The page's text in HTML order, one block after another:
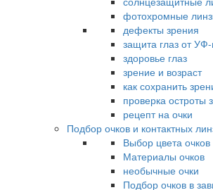
фотохромные
дефекты зрения
защита глаз от
здоровье глаз
зрение и возраст
как сохранить
проверка остроты
рецепт на очки
Подбор очков и контактных
Выбор цвета очков
Материалы очков
необычные очки
Подбор очков в